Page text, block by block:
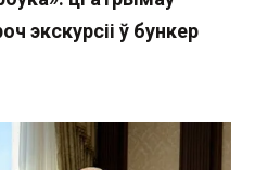
экскурсіі ў бункер